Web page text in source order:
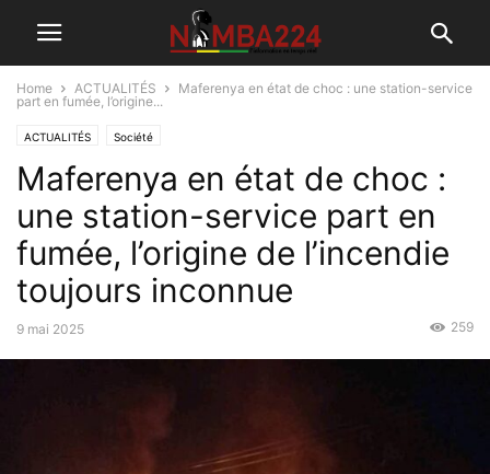
Home ACTUALITÉS
Maferenya en état de choc : une station-service
part en fumée, l’origine...
ACTUALITÉS Société
Maferenya en état de choc :
une station-service part en
fumée, l’origine de l’incendie
toujours inconnue
9 mai 2025 259